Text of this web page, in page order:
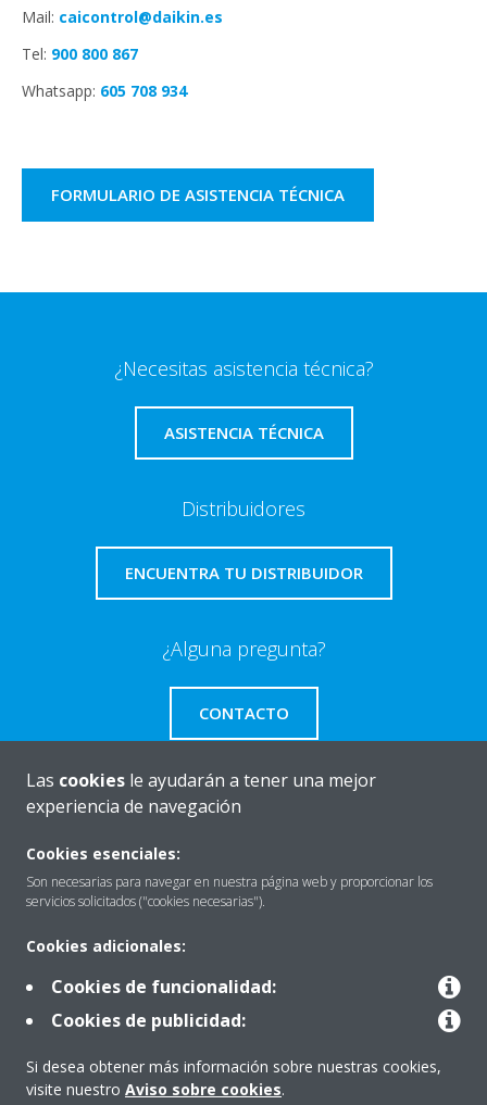
Mail: caicontrol@daikin.es
Tel: 900 800 867
Whatsapp: 605 708 934
FORMULARIO DE ASISTENCIA TÉCNICA
¿Necesitas asistencia técnica?
ASISTENCIA TÉCNICA
Distribuidores
ENCUENTRA TU DISTRIBUIDOR
¿Alguna pregunta?
CONTACTO
Quiénes somos
Contactar con Daikin
Nuestros Productos
Las cookies le ayudarán a tener una mejor
experiencia de navegación
Cookies esenciales:
Son necesarias para navegar en nuestra página web y proporcionar los
servicios solicitados ("cookies necesarias").
Cookies adicionales:
Cookies de funcionalidad:
Cookies de publicidad:
Si desea obtener más información sobre nuestras cookies,
visite nuestro Aviso sobre cookies.